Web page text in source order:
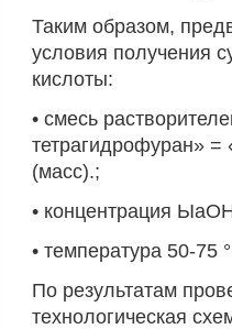
Таким образом,
условия получения
кислоты:
• смесь
тетрагидрофуран» =
(масс).;
• концентрация
• температура 50-75
По результатам
технологическая